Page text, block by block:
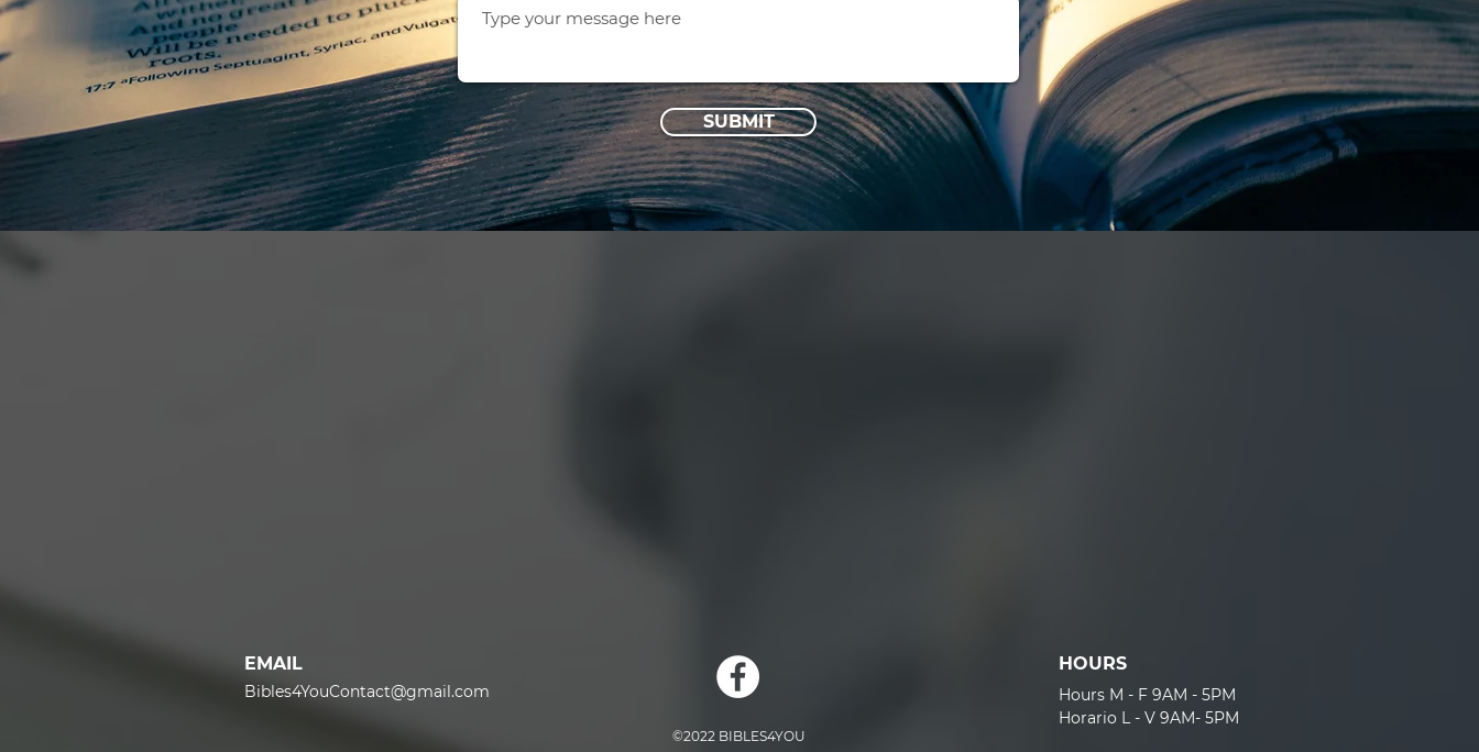
SUBMIT
EMAIL
Bibles4YouContact@gmail.com
HOURS
Hours M - F 9AM - 5PM
Horario L - V 9AM- 5PM
©2022 BIBLES4YOU